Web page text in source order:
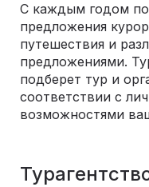
С каждым годом
предложения
путешествия и
предложениями.
подберет тур и
соответствии с
возможностями